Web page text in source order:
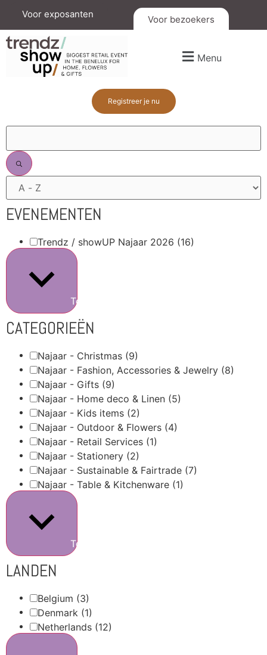
Voor exposanten Voor bezoekers
Menu
Registreer je nu
EVENEMENTEN
Trendz / showUP Najaar 2026 (16)
Toon meer
CATEGORIEËN
Najaar - Christmas (9)
Najaar - Fashion, Accessories & Jewelry (8)
Najaar - Gifts (9)
Najaar - Home deco & Linen (5)
Najaar - Kids items (2)
Najaar - Outdoor & Flowers (4)
Najaar - Retail Services (1)
Najaar - Stationery (2)
Najaar - Sustainable & Fairtrade (7)
Najaar - Table & Kitchenware (1)
Toon meer
LANDEN
Belgium (3)
Denmark (1)
Netherlands (12)